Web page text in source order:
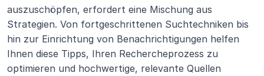
auszuschöpfen, erfordert eine Mischung aus
Strategien. Von fortgeschrittenen Suchtechniken bis
hin zur Einrichtung von Benachrichtigungen helfen
Ihnen diese Tipps, Ihren Rechercheprozess zu
optimieren und hochwertige, relevante Quellen